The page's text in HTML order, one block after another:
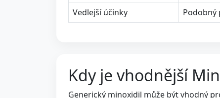
Vedlejší účinky
Podobný
Kdy je vhodnější
Generický minoxidil může být vhodný